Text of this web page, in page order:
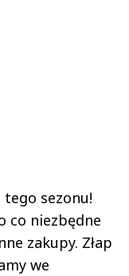
sezonu!
co niezbędne
zakupy. Złap
we